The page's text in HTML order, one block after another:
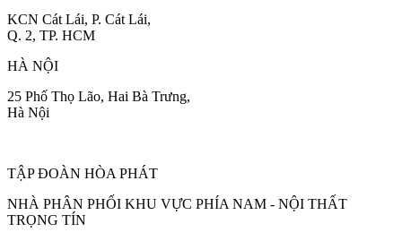
KCN Cát Lái, P. Cát Lái,
Q. 2, TP. HCM
HÀ NỘI
25 Phố Thọ Lão, Hai Bà Trưng,
Hà Nội
TẬP ĐOÀN HÒA PHÁT
NHÀ PHÂN PHỐI KHU VỰC PHÍA NAM - NỘI THẤT
TRỌNG TÍN